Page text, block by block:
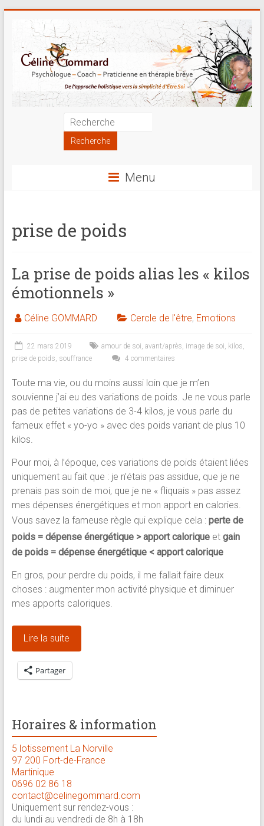
content
Psychologue
en
thérapie
brève
holistique
psychologue,
coach
et
praticienne
thérapie
brève
Menu
prise de poids
La prise de poids alias les « kilos
émotionnels »
Céline GOMMARD Cercle de l'être, Emotions
22 mars 2019 amour de soi, avant/après, image de soi, kilos,
prise de poids, souffrance 4 commentaires
Toute ma vie, ou du moins aussi loin que je m’en
souvienne j’ai eu des variations de poids. Je ne vous parle
pas de petites variations de 3-4 kilos, je vous parle du
fameux effet « yo-yo » avec des poids variant de plus 10
kilos.
Pour moi, à l’époque, ces variations de poids étaient liées
uniquement au fait que : je n’étais pas assidue, que je ne
prenais pas soin de moi, que je ne « fliquais » pas assez
mes dépenses énergétiques et mon apport en calories.
Vous savez la fameuse règle qui explique cela : perte de
poids = dépense énergétique > apport caloriqueet gain
de poids = dépense énergétique < apport calorique
En gros, pour perdre du poids, il me fallait faire deux
choses : augmenter mon activité physique et diminuer
mes apports caloriques.
Lire la suite
Partager
Horaires & information
5 lotissement La Norville
97 200 Fort-de-France
Martinique
0696 02 86 18
contact@celinegommard.com
Uniquement sur rendez-vous :
du lundi au vendredi de 8h à 18h